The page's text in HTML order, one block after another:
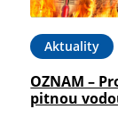
Aktuality
OZNAM –
pitnou